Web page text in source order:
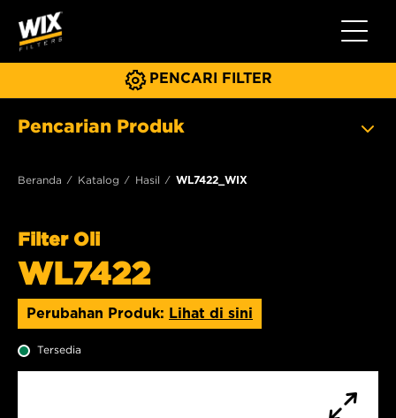
Beralih
PENCARI FILTER
Pencarian Produk
Beranda Katalog Hasil WL7422_WIX
Filter Oli
WL7422
Perubahan Produk: Lihat di sini
Tersedia